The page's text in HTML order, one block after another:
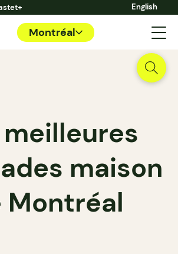
English
Montréal
meilleures
maison
Montréal